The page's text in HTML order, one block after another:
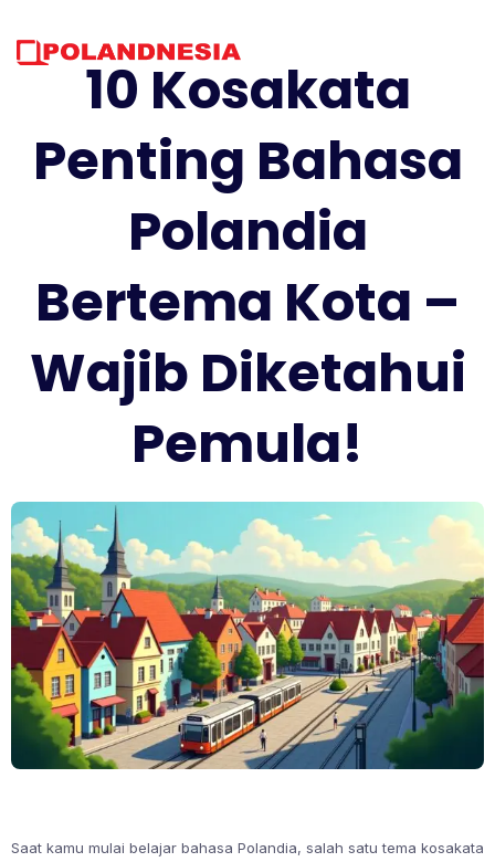
content
10 Kosakata
Penting Bahasa
Polandia
Bertema Kota –
Wajib Diketahui
Pemula!
Saat kamu mulai belajar bahasa Polandia, salah satu tema kosakata